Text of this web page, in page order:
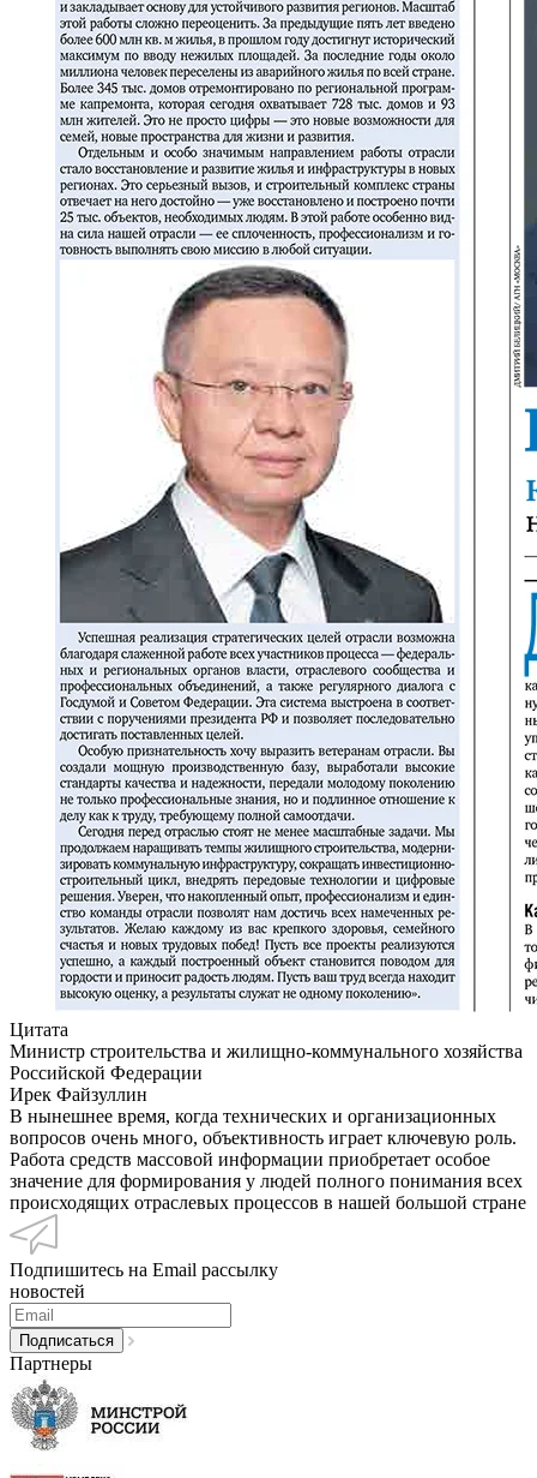
Цитата
Министр строительства и жилищно-коммунального хозяйства
Российской Федерации
Ирек Файзуллин
В нынешнее время, когда технических и организационных
вопросов очень много, объективность играет ключевую роль.
Работа средств массовой информации приобретает особое
значение для формирования у людей полного понимания всех
происходящих отраслевых процессов в нашей большой стране
Подпишитесь на Email рассылку
новостей
Партнеры